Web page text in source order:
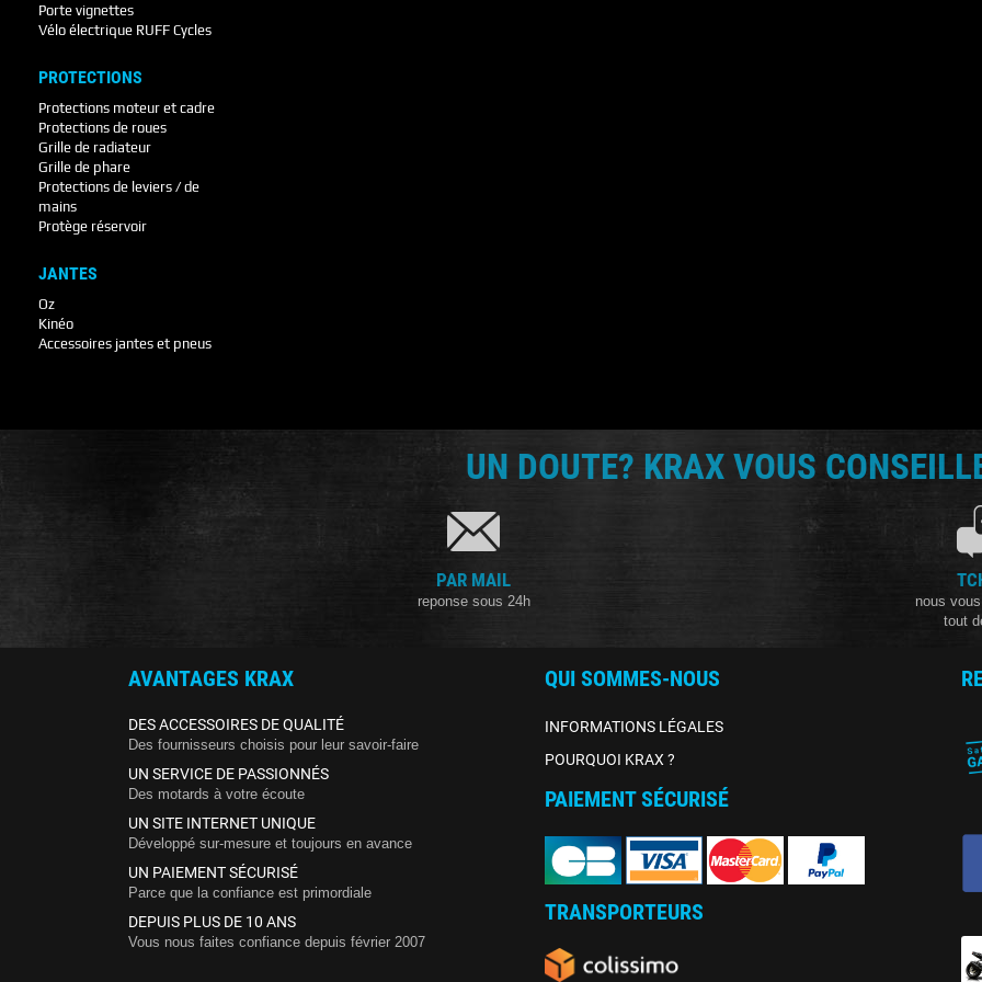
Porte vignettes
Vélo électrique RUFF Cycles
PROTECTIONS
Protections moteur et cadre
Protections de roues
Grille de radiateur
Grille de phare
Protections de leviers / de
mains
Protège réservoir
JANTES
Oz
Kinéo
Accessoires jantes et pneus
UN DOUTE? KRAX VOUS
PAR MAIL
reponse sous 24h
nous
tout
AVANTAGES KRAX
DES ACCESSOIRES DE QUALITÉ
Des fournisseurs choisis pour leur savoir-faire
UN SERVICE DE PASSIONNÉS
Des motards à votre écoute
UN SITE INTERNET UNIQUE
Développé sur-mesure et toujours en avance
UN PAIEMENT SÉCURISÉ
Parce que la confiance est primordiale
DEPUIS PLUS DE 10 ANS
Vous nous faites confiance depuis février 2007
QUI SOMMES-NOUS
INFORMATIONS LÉGALES
POURQUOI KRAX ?
PAIEMENT SÉCURISÉ
TRANSPORTEURS